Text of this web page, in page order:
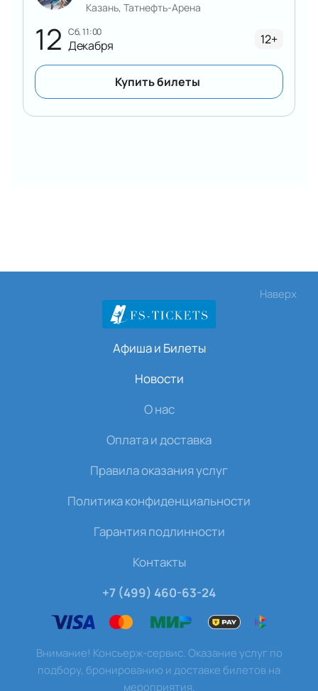
12 сб, 11:00
Декабря
Казань, Татнефть-Арена
12+
Купить билеты
Наверх
Афиша и Билеты
Новости
О нас
Оплата и доставка
Правила оказания услуг
Политика конфиденциальности
Гарантия подлинности
Контакты
+7 (499) 460-63-24
Внимание! Консьерж-сервис. Оказание услуг по
подбору, бронированию и доставке билетов на
мероприятия.